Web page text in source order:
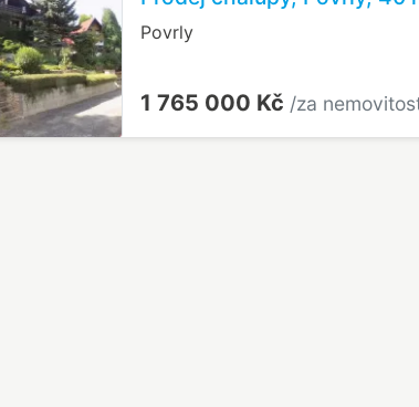
Povrly
1 765 000 Kč /za